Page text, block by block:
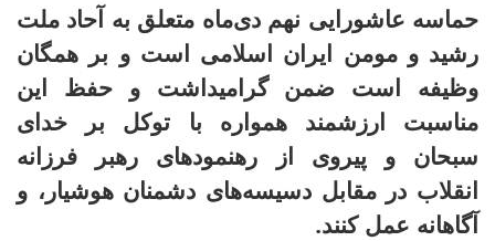
حماسه عاشورایی نهم دی‌ماه متعلق به آحاد ملت
رشید و مومن ایران اسلامی است و بر همگان
وظیفه است ضمن گرامیداشت و حفظ این
مناسبت ارزشمند همواره با توکل بر خدای
سبحان و پیروی از رهنمودهای رهبر فرزانه
انقلاب در مقابل دسیسه‌های دشمنان هوشیار، و
آگاهانه عمل کنند.